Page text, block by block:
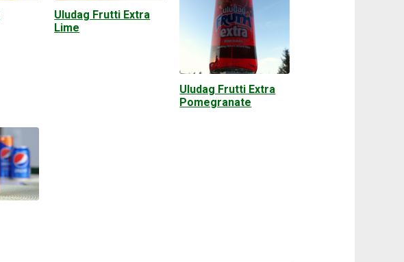
Uludag Frutti Extra
Lime
Uludag Frutti Extra
Pomegranate